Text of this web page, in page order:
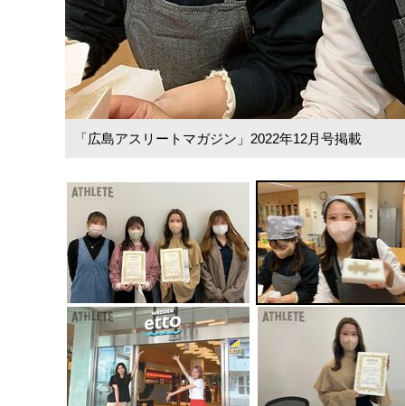
「広島アスリートマガジン」2022年12月号掲載